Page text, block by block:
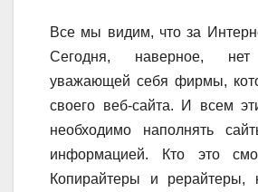
Все мы видим, что за
Сегодня, наверное,
уважающей себя фирмы,
своего веб-сайта. И всем
необходимо наполнять
информацией. Кто это
Копирайтеры и рерайтеры,